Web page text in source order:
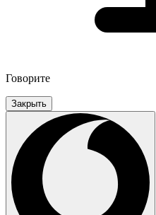
Говорите
Закрыть